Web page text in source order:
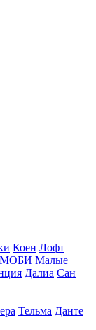
Коен Лофт
МОБИ Малые
Далиа Сан
Тельма Данте